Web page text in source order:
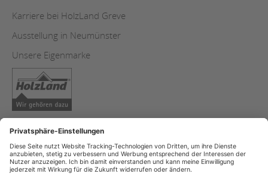
Karriere bei HolzLand Greve
Ausstellung in Neumünster
Unsere Eigenmarke